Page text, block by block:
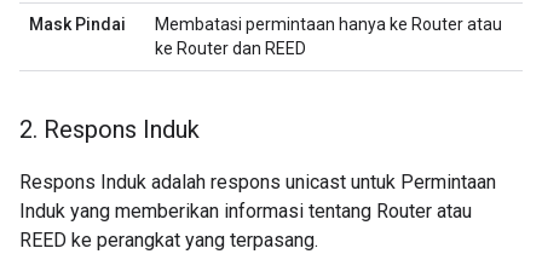
Mask Pindai
Membatasi permintaan hanya ke Router atau
ke Router dan REED
2. Respons Induk
Respons Induk adalah respons unicast untuk Permintaan
Induk yang memberikan informasi tentang Router atau
REED ke perangkat yang terpasang.